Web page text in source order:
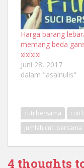
Harga barang
memang beda
xixixixi
Juni 28, 2017
dalam "asalnulis"
cuti bersama cuti
jumlah cuti bersama
4 thoughts